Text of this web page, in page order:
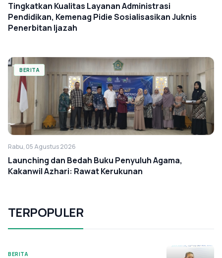
Tingkatkan Kualitas Layanan Administrasi
Pendidikan, Kemenag Pidie Sosialisasikan Juknis
Penerbitan Ijazah
BERITA
Rabu, 05 Agustus 2026
Launching dan Bedah Buku Penyuluh Agama,
Kakanwil Azhari: Rawat Kerukunan
TERPOPULER
BERITA